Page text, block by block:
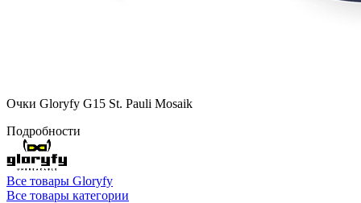
Очки Gloryfy G15 St. Pauli Mosaik
Подробности
Все товары Gloryfy
Все товары категории